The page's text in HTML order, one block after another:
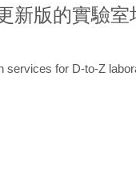
新版的實驗
services for D-to-Z